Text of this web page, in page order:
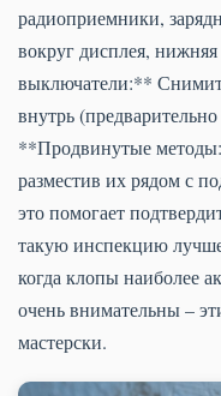
радиоприемники,
вокруг дисплея,
выключатели:**
внутрь
**Продвинутые
разместив их рядом с
это помогает
такую инспекцию
когда клопы наиболее
очень внимательны –
мастерски.